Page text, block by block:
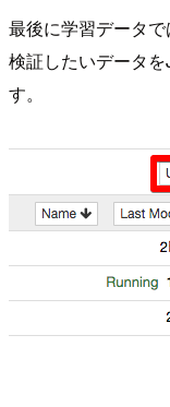
最後に学習データで
検証したいデータ
す。